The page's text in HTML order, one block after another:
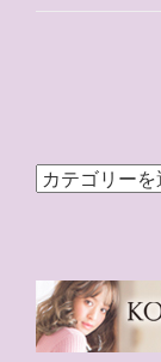
カ
ー